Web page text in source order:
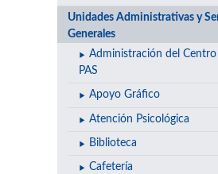
Unidades Administrativas y
Generales
Administración del Centro
PAS
Apoyo Gráfico
Atención Psicológica
Biblioteca
Cafetería